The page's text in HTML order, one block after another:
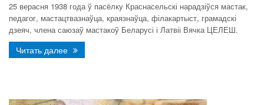
25 верасня 1938 года ў пасёлку Краснасельскі нарадзіўся мастак,
педагог, мастацтвазнаўца, краязнаўца, філакартыст, грамадскі
дзеяч, члена саюзаў мастакоў Беларусі і Латвіі Вячка ЦЕЛЕШ.
Читать далее